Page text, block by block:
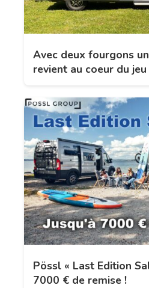
Avec deux fourgons
revient au coeur du
Pössl « Last Edition
7000 € de remise !